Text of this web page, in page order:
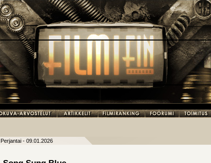
Perjantai - 09.01.2026